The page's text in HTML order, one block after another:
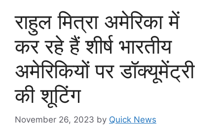
राहुल मित्रा अमेरिका में
कर रहे हैं शीर्ष भारतीय
अमेरिकियों पर डॉक्यूमेंट्री
की शूटिंग
November 26, 2023 by Quick News